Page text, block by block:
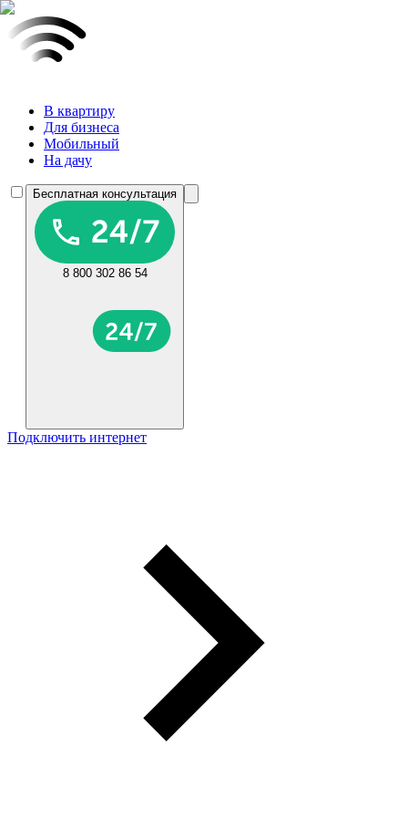
В квартиру
Для бизнеса
Мобильный
На дачу
Бесплатная консультация
8 800 302 86 54
Подключить интернет